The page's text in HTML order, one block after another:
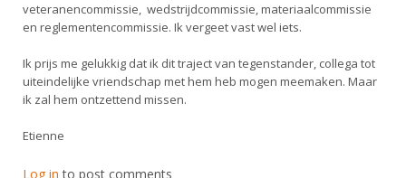
veteranencommissie, wedstrijdcommissie, materiaalcommissie
en reglementencommissie. Ik vergeet vast wel iets.
Ik prijs me gelukkig dat ik dit traject van tegenstander, collega tot
uiteindelijke vriendschap met hem heb mogen meemaken. Maar
ik zal hem ontzettend missen.
Etienne
Log in to post comments